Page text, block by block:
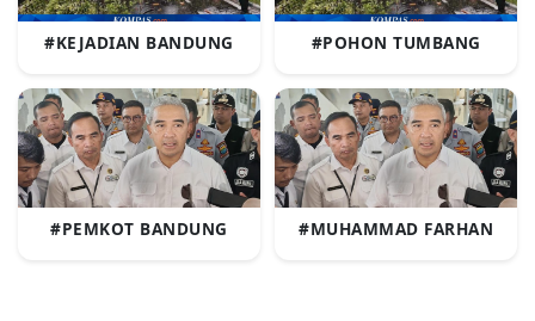
#KEJADIAN BANDUNG #POHON TUMBANG
#PEMKOT BANDUNG #MUHAMMAD FARHAN